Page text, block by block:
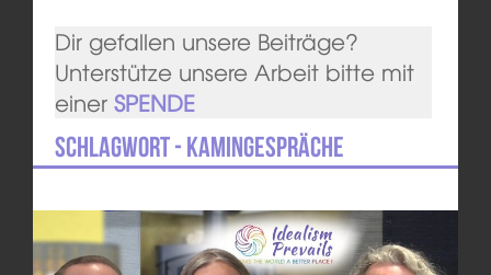
Dir gefallen unsere Beiträge?
Unterstütze unsere Arbeit bitte mit
einer SPENDE
Schlagwort - Kamingespräche